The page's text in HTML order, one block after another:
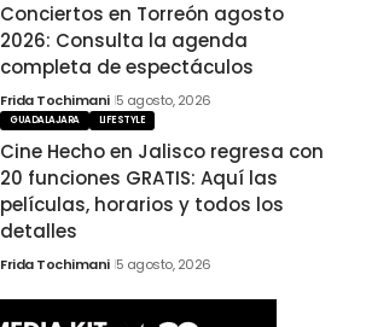
Conciertos en Torreón agosto
2026: Consulta la agenda
completa de espectáculos
Frida Tochimani 5 agosto, 2026
GUADALAJARA LIFESTYLE
Cine Hecho en Jalisco regresa con
20 funciones GRATIS: Aquí las
películas, horarios y todos los
detalles
Frida Tochimani 5 agosto, 2026